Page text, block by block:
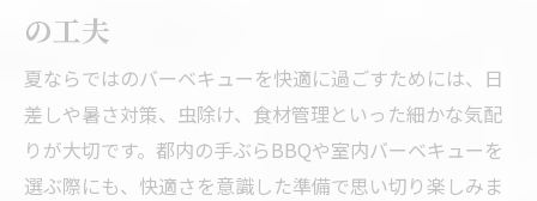
の工夫
夏ならではのバーベキューを快適に過ごすためには、日
差しや暑さ対策、虫除け、食材管理といった細かな気配
りが大切です。都内の手ぶらBBQや室内バーベキューを
選ぶ際にも、快適さを意識した準備で思い切り楽しみま